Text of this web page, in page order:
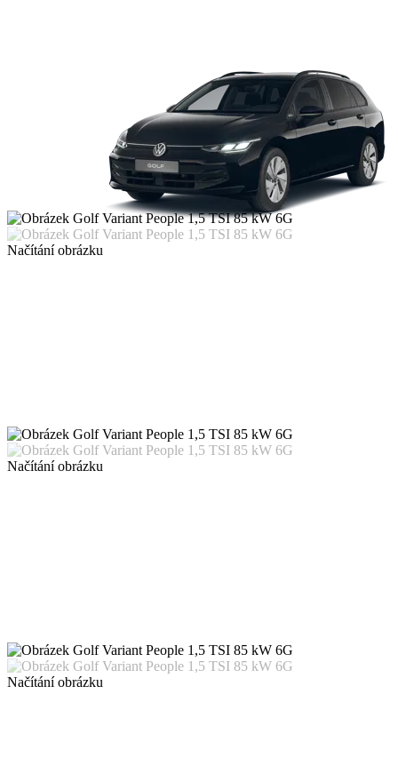
Načítání obrázku
Načítání obrázku
Načítání obrázku